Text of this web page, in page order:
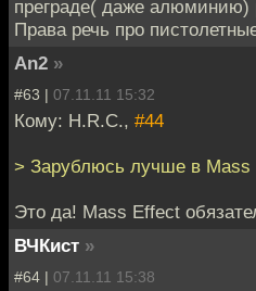
преграде( даже алюминию)
Права речь про
An2 »
#63 | 07.11.11 15:32
Кому: H.R.C., #44
> Зарублюсь лучше в Mass
Это да! Mass Effect
ВЧКист »
#64 | 07.11.11 15:38